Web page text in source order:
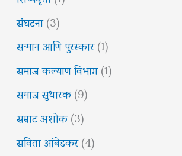
संघटना(3)
सन्मान आणि पुरस्कार(1)
समाज कल्याण विभाग(1)
समाज सुधारक(9)
सम्राट अशोक(3)
सविता आंबेडकर(4)